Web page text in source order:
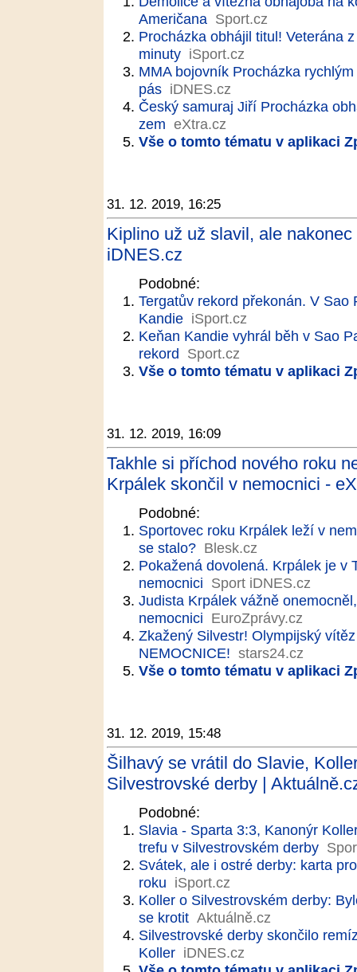
Američana Sport.cz
Procházka obhájil titul! Veterána
minuty iSport.cz
MMA bojovník Procházka
pás iDNES.cz
Český samuraj Jiří Procházka
zem eXtra.cz
Vše o tomto tématu v aplikaci
31. 12. 2019, 16:25
Kiplino už už slavil, ale
iDNES.cz
Podobné:
Tergatův rekord překonán. V Sao
Kandie iSport.cz
Keňan Kandie vyhrál běh v Sao
rekord Sport.cz
Vše o tomto tématu v aplikaci
31. 12. 2019, 16:09
Takhle si příchod nového roku
Krpálek skončil v nemocnici -
Podobné:
Sportovec roku Krpálek leží v
se stalo? Blesk.cz
Pokažená dovolená. Krpálek je v
nemocnici Sport iDNES.cz
Judista Krpálek vážně
nemocnici EuroZprávy.cz
Zkažený Silvestr! Olympijský
NEMOCNICE! stars24.cz
Vše o tomto tématu v aplikaci
31. 12. 2019, 15:48
Šilhavý se vrátil do Slavie,
Silvestrovské derby |
Podobné:
Slavia - Sparta 3:3, Kanonýr
trefu v Silvestrovském derby
Svátek, ale i ostré derby: karta
roku iSport.cz
Koller o Silvestrovském derby:
se krotit Aktuálně.cz
Silvestrovské derby skončilo
Koller iDNES.cz